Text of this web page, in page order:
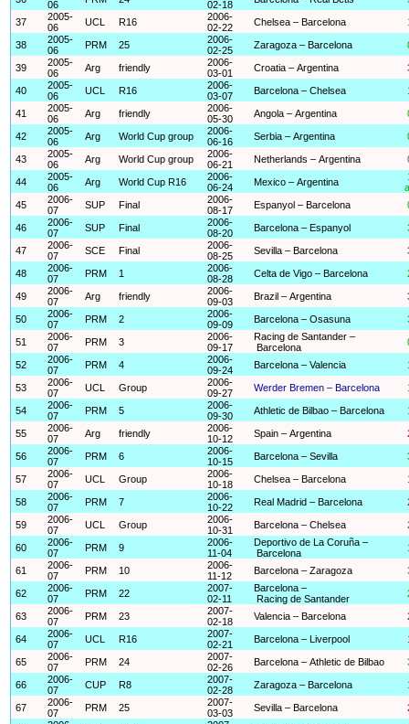
06
02-18
37
2005-
06
UCL R16
2006-
02-22
Chelsea – Barcelona
38
2005-
06
PRM 25
2006-
02-25
Zaragoza – Barcelona
39
2005-
06
Arg friendly
2006-
03-01
Croatia – Argentina
40
2005-
06
UCL R16
2006-
03-07
Barcelona – Chelsea
41
2005-
06
Arg friendly
2006-
05-30
Angola – Argentina
42
2005-
06
Arg World Cup group
2006-
06-16
Serbia – Argentina
43
2005-
06
Arg World Cup group
2006-
06-21
Netherlands – Argentina
44
2005-
06
Arg World Cup R16
2006-
06-24
Mexico – Argentina
45
2006-
07
SUP Final
2006-
08-17
Espanyol – Barcelona
46
2006-
07
SUP Final
2006-
08-20
Barcelona – Espanyol
47
2006-
07
SCE Final
2006-
08-25
Sevilla – Barcelona
48
2006-
07
PRM 1
2006-
08-28
Celta de Vigo – Barcelona
49
2006-
07
Arg friendly
2006-
09-03
Brazil – Argentina
50
2006-
07
PRM 2
2006-
09-09
Barcelona – Osasuna
51
2006-
07
PRM 3
2006-
09-17
Racing de Santander –
Barcelona
52
2006-
07
PRM 4
2006-
09-24
Barcelona – Valencia
53
2006-
07
UCL Group
2006-
09-27
Werder Bremen – Barcelona
54
2006-
07
PRM 5
2006-
09-30
Athletic de Bilbao – Barcelona
55
2006-
07
Arg friendly
2006-
10-12
Spain – Argentina
56
2006-
07
PRM 6
2006-
10-15
Barcelona – Sevilla
57
2006-
07
UCL Group
2006-
10-18
Chelsea – Barcelona
58
2006-
07
PRM 7
2006-
10-22
Real Madrid – Barcelona
59
2006-
07
UCL Group
2006-
10-31
Barcelona – Chelsea
60
2006-
07
PRM 9
2006-
11-04
Deportivo de La Coruña –
Barcelona
61
2006-
07
PRM 10
2006-
11-12
Barcelona – Zaragoza
62
2006-
07
PRM 22
2007-
02-11
Barcelona –
Racing de Santander
63
2006-
07
PRM 23
2007-
02-18
Valencia – Barcelona
64
2006-
07
UCL R16
2007-
02-21
Barcelona – Liverpool
65
2006-
07
PRM 24
2007-
02-26
Barcelona – Athletic de Bilbao
66
2006-
07
CUP R8
2007-
02-28
Zaragoza – Barcelona
67
2006-
07
PRM 25
2007-
03-03
Sevilla – Barcelona